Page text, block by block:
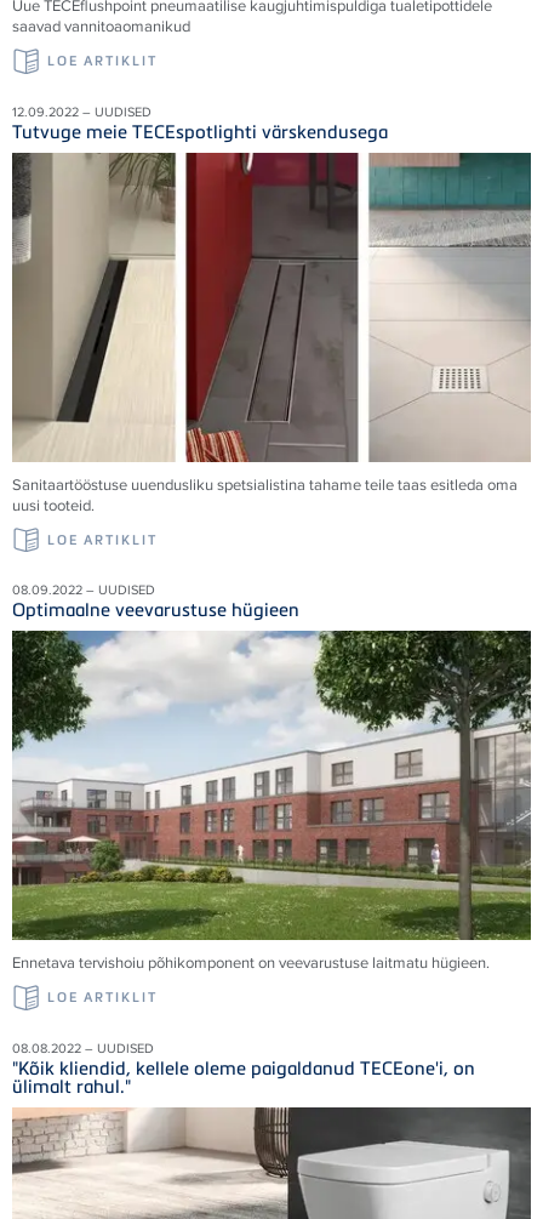
UueTECEflushpoint pneumaatilise kaugjuhtimispuldiga tualetipottidele
saavad vannitoaomanikud
LOE ARTIKLIT
12.09.2022 – UUDISED
Tutvuge meie TECEspotlighti värskendusega
Sanitaartööstuse uuendusliku spetsialistina tahame teile taas esitleda oma
uusi tooteid.
LOE ARTIKLIT
08.09.2022 – UUDISED
Optimaalne veevarustuse hügieen
Ennetava tervishoiu põhikomponent on veevarustuse laitmatu hügieen.
LOE ARTIKLIT
08.08.2022 – UUDISED
"Kõik kliendid, kellele oleme paigaldanud TECEone'i, on
ülimalt rahul."